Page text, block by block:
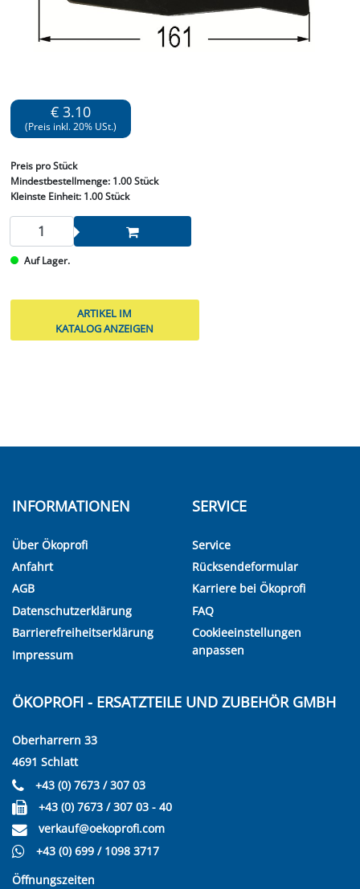
€ 3.10
(Preis inkl. 20% USt.)
Preis pro Stück
Mindestbestellmenge: 1.00 Stück
Kleinste Einheit:1.00 Stück
Auf Lager.
ARTIKEL IM
KATALOG ANZEIGEN
INFORMATIONEN
Über Ökoprofi
Anfahrt
AGB
Datenschutzerklärung
Barrierefreiheitserklärung
Impressum
SERVICE
Service
Rücksendeformular
Karriere bei Ökoprofi
FAQ
Cookieeinstellungen
anpassen
ÖKOPROFI - ERSATZTEILE UND ZUBEHÖR GMBH
Oberharrern 33
4691 Schlatt
+43 (0) 7673 / 307 03
+43 (0) 7673 / 307 03 - 40
verkauf@oekoprofi.com
+43 (0) 699 / 1098 3717
Öffnungszeiten